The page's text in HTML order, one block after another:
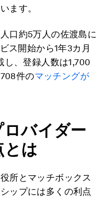
ます。
口約5万人の佐渡島に
ス開始から1年3カ月
し、登録人数は1,700
件のマッチングが
ロバイダー
とは
所とマッチボックス
ップには多くの利点